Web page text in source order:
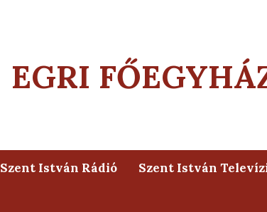
EGRI
Szent István Rádió Szent István